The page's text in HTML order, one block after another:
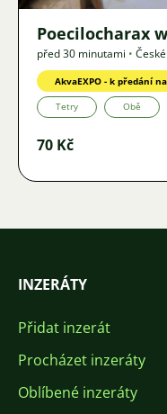
Poecilocharax
před 30 minutami •
AkvaEXPO - k předání
Tetry Obě
70 Kč
INZERÁTY
Přidat inzerát
Procházet inzeráty
Oblíbené inzeráty